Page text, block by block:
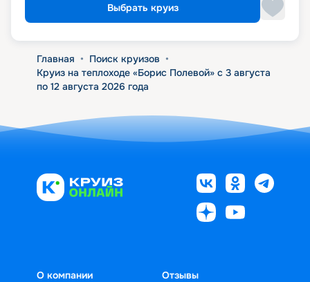
Выбрать круиз
Главная • Поиск круизов •
Круиз на теплоходе «Борис Полевой» с 3 августа
по 12 августа 2026 года
О компании
Отзывы